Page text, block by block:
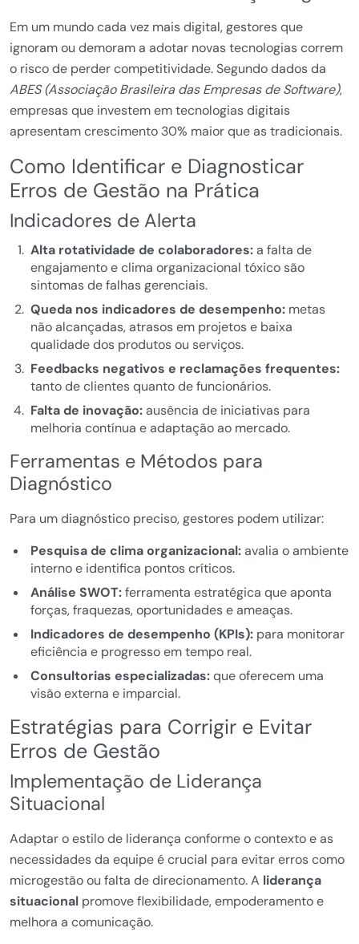
Em um mundo cada vez mais digital, gestores que
ignoram ou demoram a adotar novas tecnologias correm
o risco de perder competitividade. Segundo dados da
ABES (Associação Brasileira das Empresas de Software),
empresas que investem em tecnologias digitais
apresentam crescimento 30% maior que as tradicionais.
Como Identificar e Diagnosticar
Erros de Gestão na Prática
Indicadores de Alerta
Alta rotatividade de colaboradores:a falta de
engajamento e clima organizacional tóxico são
sintomas de falhas gerenciais.
Queda nos indicadores de desempenho:metas
não alcançadas, atrasos em projetos e baixa
qualidade dos produtos ou serviços.
Feedbacks negativos e reclamações frequentes:
tanto de clientes quanto de funcionários.
Falta de inovação:ausência de iniciativas para
melhoria contínua e adaptação ao mercado.
Ferramentas e Métodos para
Diagnóstico
Para um diagnóstico preciso, gestores podem utilizar:
Pesquisa de clima organizacional:avalia o ambiente
interno e identifica pontos críticos.
Análise SWOT:ferramenta estratégica que aponta
forças, fraquezas, oportunidades e ameaças.
Indicadores de desempenho (KPIs):para monitorar
eficiência e progresso em tempo real.
Consultorias especializadas:que oferecem uma
visão externa e imparcial.
Estratégias para Corrigir e Evitar
Erros de Gestão
Implementação de Liderança
Situacional
Adaptar o estilo de liderança conforme o contexto e as
necessidades da equipe é crucial para evitar erros como
microgestão ou falta de direcionamento. A liderança
situacional promove flexibilidade, empoderamento e
melhora a comunicação.